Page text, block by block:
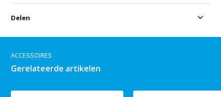
Delen
ACCESSOIRES
Gerelateerde artikelen